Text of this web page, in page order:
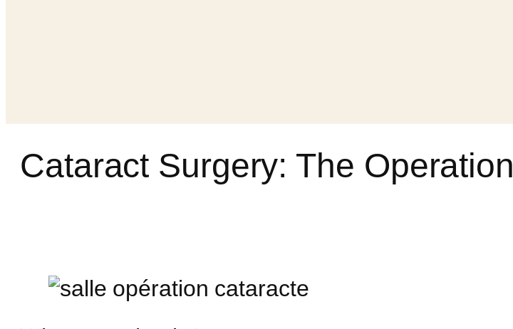
Cataract Surgery: The Operation